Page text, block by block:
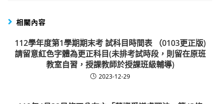
相關內容
112學年度第1學期期末考 試科目時間表 （0103更正版)
請留意紅色字體為更正科目(未排考試時段，則留在原班
教室自習，授課教師於授課班級輔導)
2023-12-29